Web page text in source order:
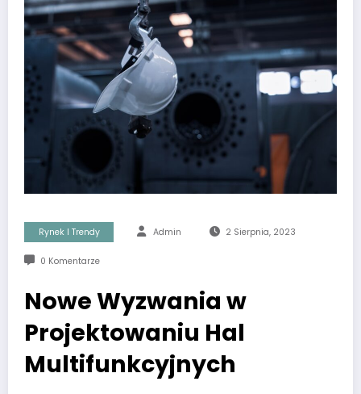
Rynek I Trendy Admin 2 Sierpnia, 2023
0 Komentarze
Nowe Wyzwania w
Projektowaniu Hal
Multifunkcyjnych